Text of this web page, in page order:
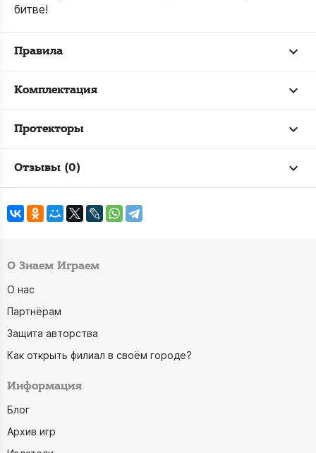
битве!
Правила
Комплектация
Протекторы
Отзывы (0)
О Знаем Играем
О нас
Партнёрам
Защита авторства
Как открыть филиал в своём городе?
Информация
Блог
Архив игр